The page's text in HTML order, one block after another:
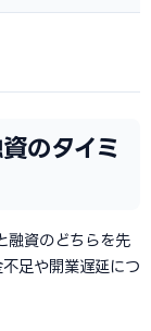
のタイミ
融資のどちらを先
足や開業遅延につ